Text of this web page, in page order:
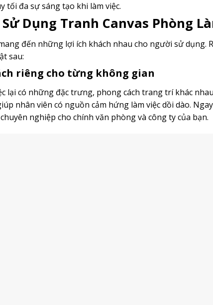
tối đa sự sáng tạo khi làm việc.
Dụng Tranh Canvas Phòng
đến những lợi ích khách nhau cho người sử dụng.
sau:
riêng cho từng không gian
lại có những đặc trưng, phong cách trang trí khác
nhân viên có nguồn cảm hứng làm việc dồi dào.
nghiệp cho chính văn phòng và công ty của bạn.